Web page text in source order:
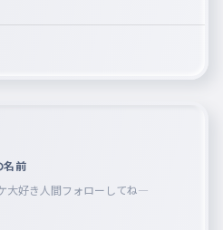
名前
大好き人間フォローしてね―